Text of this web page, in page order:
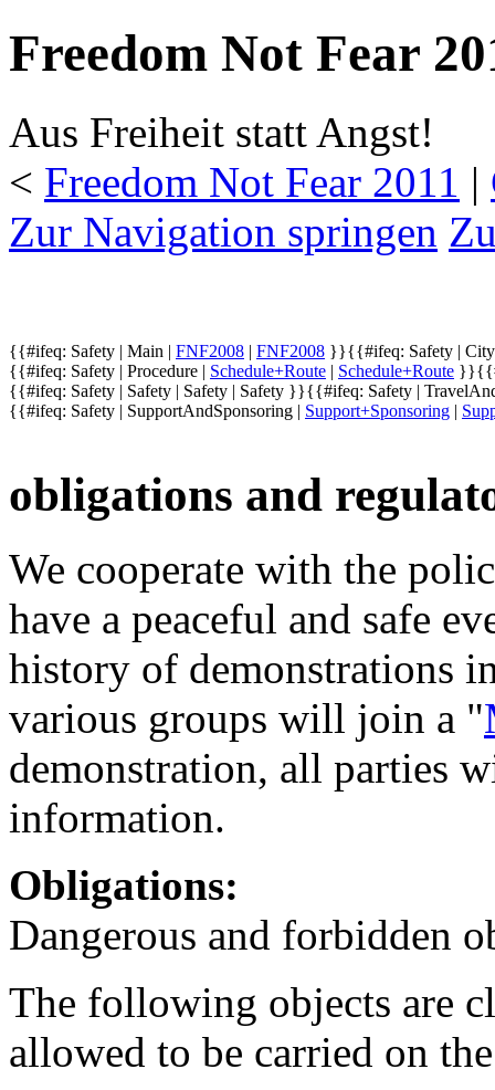
Freedom Not Fear
Aus Freiheit statt Angst!
< Freedom Not Fear 2011 ‎ |
Zur Navigation springen
{{#ifeq: Safety | Main | FNF2008 | FNF2008 }}{{#ifeq: Safety |
{{#ifeq: Safety | Procedure | Schedule+Route | Schedule+Route }}
{{#ifeq: Safety | Safety | Safety | Safety }}{{#ifeq: Safety |
{{#ifeq: Safety | SupportAndSponsoring | Support+Sponsoring |
obligations and
We cooperate with the
have a peaceful and safe
history of demonstrations
various groups will join a "
demonstration, all parties
information.
Obligations:
Dangerous and forbidden
The following objects are
allowed to be carried on